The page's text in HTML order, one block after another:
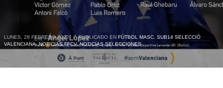
LUNES, 28 FEBRERO 2022 / PUBLICADO EN FÚTBOL MASC. SUB14 SELECCIÓ
VALENCIANA,NOTICIAS FFCV,NOTICIAS SELECCIONES